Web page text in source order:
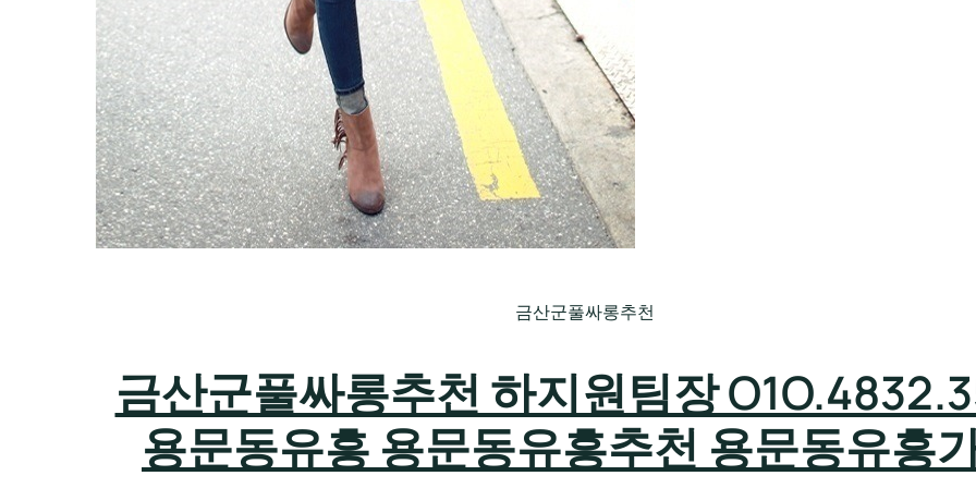
금산군풀싸롱추천
금산군풀싸롱추천 하지원팀장
용문동유흥 용문동유흥추천 용문동유흥